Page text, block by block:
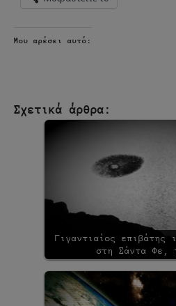
Μου αρέσει αυτό:
Σχετικά άρθρα:
Γιγαντιαίος επιβάτης
στη Σάντα Φε,